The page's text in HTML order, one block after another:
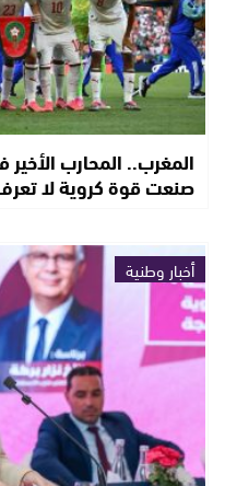
المغرب.. المحارب
صنعت قوة كروية لا
أخبار وطنية